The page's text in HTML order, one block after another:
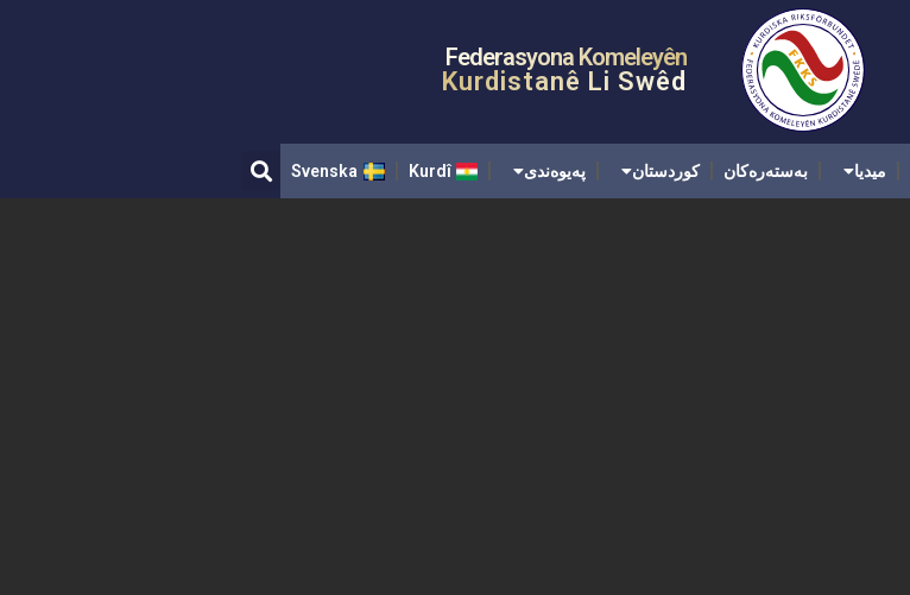
بەستەرەکان
Federasyona Komeleyên
Kurdistanê Li Swêd
میدیا بەستەرەکان کوردستان پەیوەندی Kurdî
Svenska